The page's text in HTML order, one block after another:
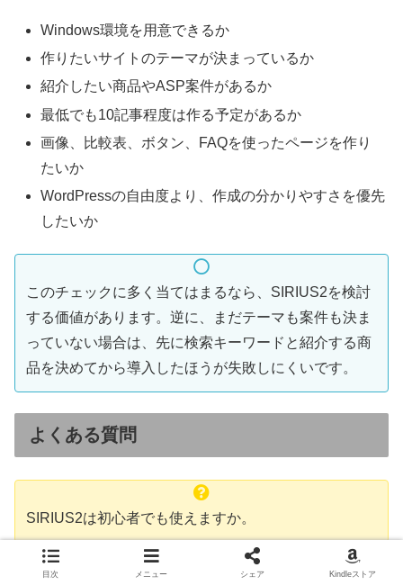
Windows環境を用意できるか
作りたいサイトのテーマが決まっているか
紹介したい商品やASP案件があるか
最低でも10記事程度は作る予定があるか
画像、比較表、ボタン、FAQを使ったページを作り
たいか
WordPressの自由度より、作成の分かりやすさを優先
したいか
このチェックに多く当てはまるなら、SIRIUS2を検討
する価値があります。逆に、まだテーマも案件も決ま
っていない場合は、先に検索キーワードと紹介する商
品を決めてから導入したほうが失敗しにくいです。
よくある質問
SIRIUS2は初心者でも使えますか。
初心者向けのホームページ作成ソフトですが、完全に何も
目次 メニュー シェア Kindleストア